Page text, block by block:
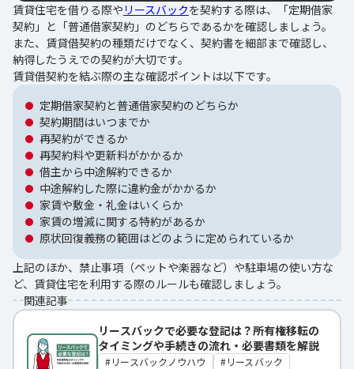
賃貸住宅を借りる際や リースバックを契約する際は、「定期借家
契約」と「普通借家契約」のどちらであるかを確認しましょう。
また、賃貸借契約の種類だけでなく、契約書を細部まで確認し、
納得したうえでの契約が大切です。
賃貸借契約を結ぶ際の主な確認ポイントは以下です。
定期借家契約と普通借家契約のどちらか
契約期間はいつまでか
再契約ができるか
再契約料や更新料がかかるか
借主から中途解約できるか
中途解約した際に違約金がかかるか
家賃や敷金・礼金はいくらか
家賃の増減に関する特約があるか
原状回復義務の範囲はどのように定められているか
上記のほか、禁止事項（ペットや楽器など）や駐車場の使い方な
ど、賃貸住宅を利用する際のルールも確認しましょう。
関連記事
リースバックで必要な登記は？所有権移転の
タイミングや手続きの流れ・必要書類を解説
リースバックノウハウ
リースバック